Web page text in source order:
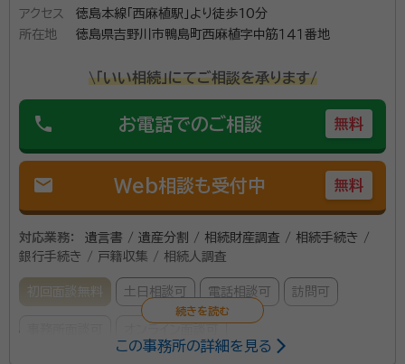
アクセス
徳島本線「西麻植駅」より徒歩10分
所在地
徳島県吉野川市鴨島町西麻植字中筋１４１番地
\「いい相続」にてご相談を承ります/
phone お電話でのご相談 無料
mail Web相談も受付中 無料
対応業務：
遺言書 / 遺産分割 / 相続財産調査 / 相続手続き /
銀行手続き / 戸籍収集 / 相続人調査
初回面談無料 土日相談可 電話相談可 訪問可
この事務所の詳細を見る